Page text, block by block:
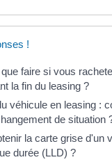
!
faire si vous
la fin du leasing ?
véhicule en leasing :
de situation
la carte grise d'un
durée (LLD) ?